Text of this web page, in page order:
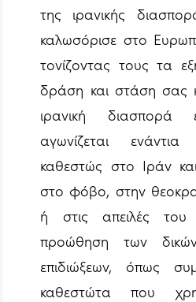
της ιρανικής
καλωσόρισε στο
τονίζοντας τους τα
δράση και στάση σας
ιρανική
αγωνίζεται
καθεστώς στο Ιράν
στο φόβο, στην
ή στις απειλές του
προώθηση των
επιδιώξεων, όπως
καθεστώτα που